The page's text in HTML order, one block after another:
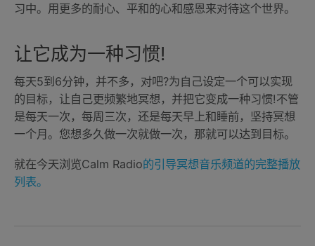
习中。用更多的耐心、平和的心和感恩来对待这个世界。
让它成为一种习惯!
每天5到6分钟，并不多，对吧?为自己设定一个可以实现
的目标，让自己更频繁地冥想，并把它变成一种习惯!不管
是每天一次，每周三次，还是每天早上和睡前，坚持冥想
一个月。您想多久做一次就做一次，那就可以达到目标。
就在今天浏览Calm Radio的引导冥想音乐频道的完整播放
列表。